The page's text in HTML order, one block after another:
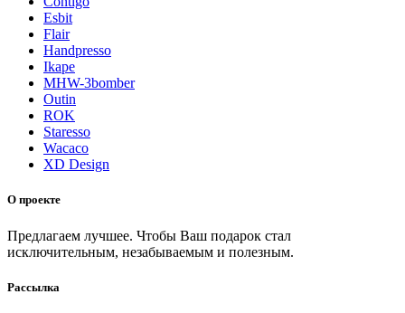
Esbit
Flair
Handpresso
Ikape
MHW-3bomber
Outin
ROK
Staresso
Wacaco
XD Design
О проекте
Предлагаем лучшее. Чтобы Ваш подарок стал
исключительным, незабываемым и полезным.
Рассылка